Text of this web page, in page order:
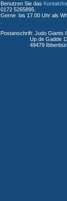
Benutzen Sie das
0172 5265895.
Gerne bis 17.00 Uhr als
Postanschrift: Judo Giants
Up de Gadde
49479